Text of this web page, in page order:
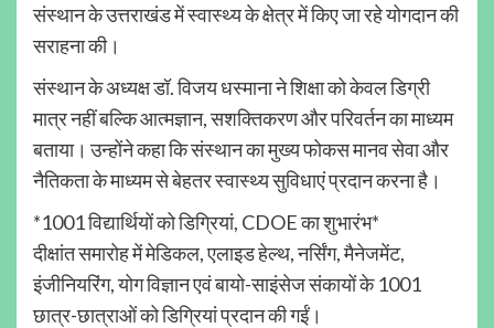
संस्थान के उत्तराखंड में स्वास्थ्य के क्षेत्र में किए जा रहे योगदान की
सराहना की।
संस्थान के अध्यक्ष डॉ. विजय धस्माना ने शिक्षा को केवल डिग्री
मात्र नहीं बल्कि आत्मज्ञान, सशक्तिकरण और परिवर्तन का माध्यम
बताया। उन्होंने कहा कि संस्थान का मुख्य फोकस मानव सेवा और
नैतिकता के माध्यम से बेहतर स्वास्थ्य सुविधाएं प्रदान करना है।
*1001 विद्यार्थियों को डिग्रियां, CDOE का शुभारंभ*
दीक्षांत समारोह में मेडिकल, एलाइड हेल्थ, नर्सिंग, मैनेजमेंट,
इंजीनियरिंग, योग विज्ञान एवं बायो-साइंसेज संकायों के 1001
छात्र-छात्राओं को डिग्रियां प्रदान की गईं।